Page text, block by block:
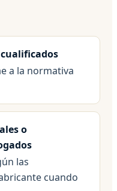
a la normativa
o
las
cuando